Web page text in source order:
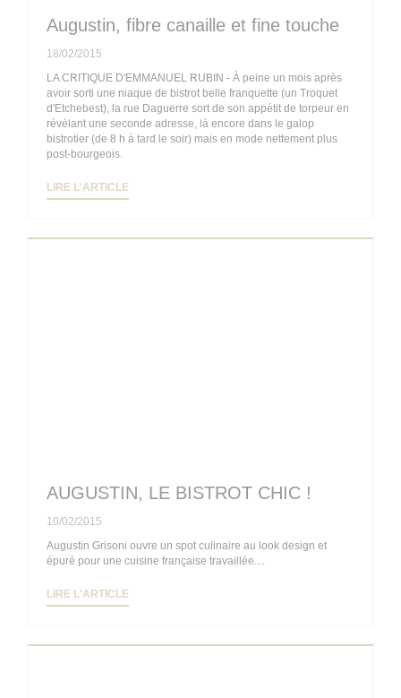
Augustin, fibre canaille et fine touche
18/02/2015
LA CRITIQUE D'EMMANUEL RUBIN - À peine un mois après
avoir sorti une niaque de bistrot belle franquette (un Troquet
d'Etchebest), la rue Daguerre sort de son appétit de torpeur en
révélant une seconde adresse, là encore dans le galop
bistrotier (de 8 h à tard le soir) mais en mode nettement plus
post-bourgeois.
LIRE L'ARTICLE
AUGUSTIN, LE BISTROT CHIC !
10/02/2015
Augustin Grisoni ouvre un spot culinaire au look design et
épuré pour une cuisine française travaillée....
LIRE L'ARTICLE